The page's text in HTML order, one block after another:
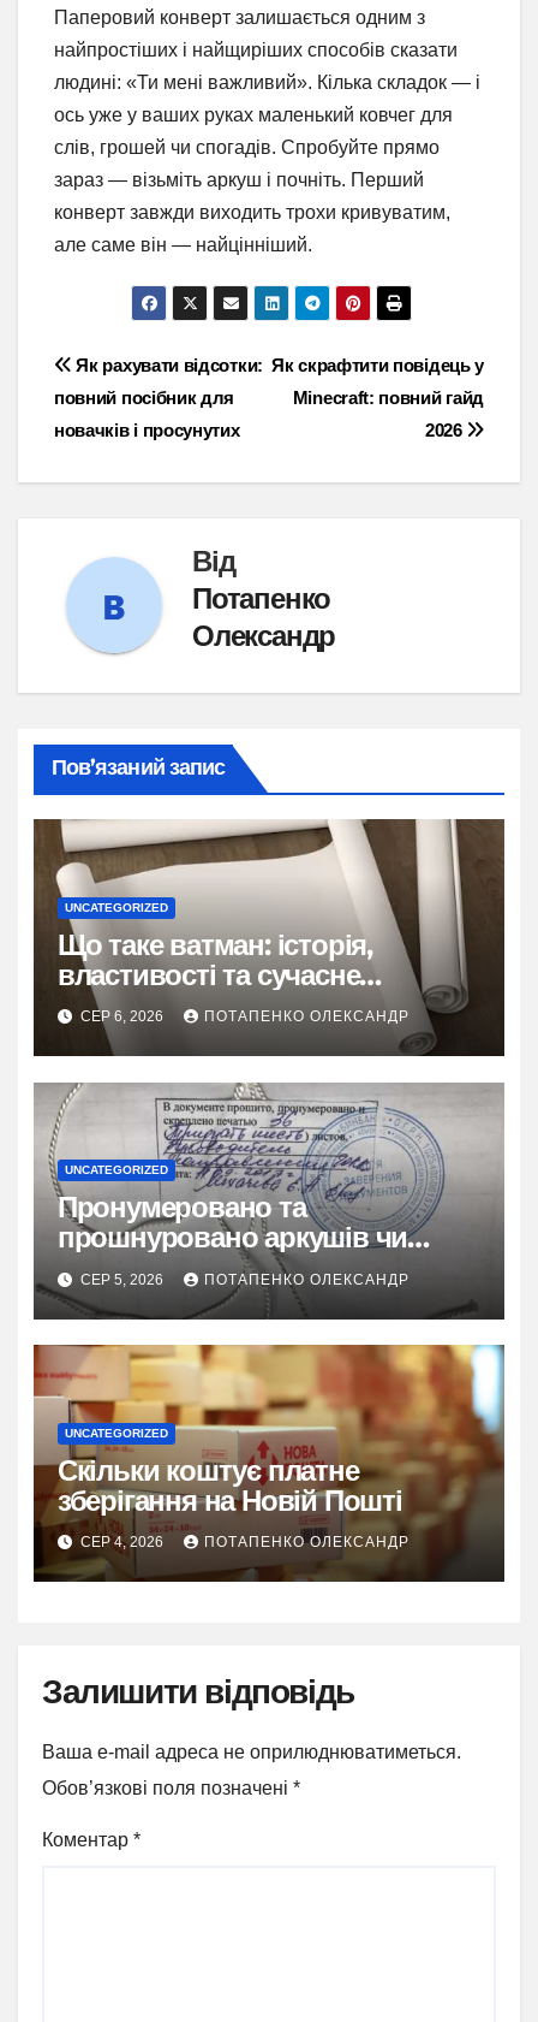
Паперовий конверт залишається одним з
найпростіших і найщиріших способів сказати
людині: «Ти мені важливий». Кілька складок — і
ось уже у ваших руках маленький ковчег для
слів, грошей чи спогадів. Спробуйте прямо
зараз — візьміть аркуш і почніть. Перший
конверт завжди виходить трохи кривуватим,
але саме він — найцінніший.
Навігація
записів
Як скрафтити повідець у
Minecraft: повний гайд
2026
Як рахувати відсотки:
повний посібник для
новачків і просунутих
Від
Потапенко
Олександр
Пов’язаний запис
UNCATEGORIZED
Що таке ватман: історія,
властивості та сучасне
застосування
СЕР 6, 2026 ПОТАПЕНКО ОЛЕКСАНДР
UNCATEGORIZED
Пронумеровано та
прошнуровано аркушів чи
сторінок: повний гайд
СЕР 5, 2026 ПОТАПЕНКО ОЛЕКСАНДР
UNCATEGORIZED
Скільки коштує платне
зберігання на Новій Пошті
СЕР 4, 2026 ПОТАПЕНКО ОЛЕКСАНДР
Залишити відповідь
Ваша e-mail адреса не оприлюднюватиметься.
Обов’язкові поля позначені *
Коментар *